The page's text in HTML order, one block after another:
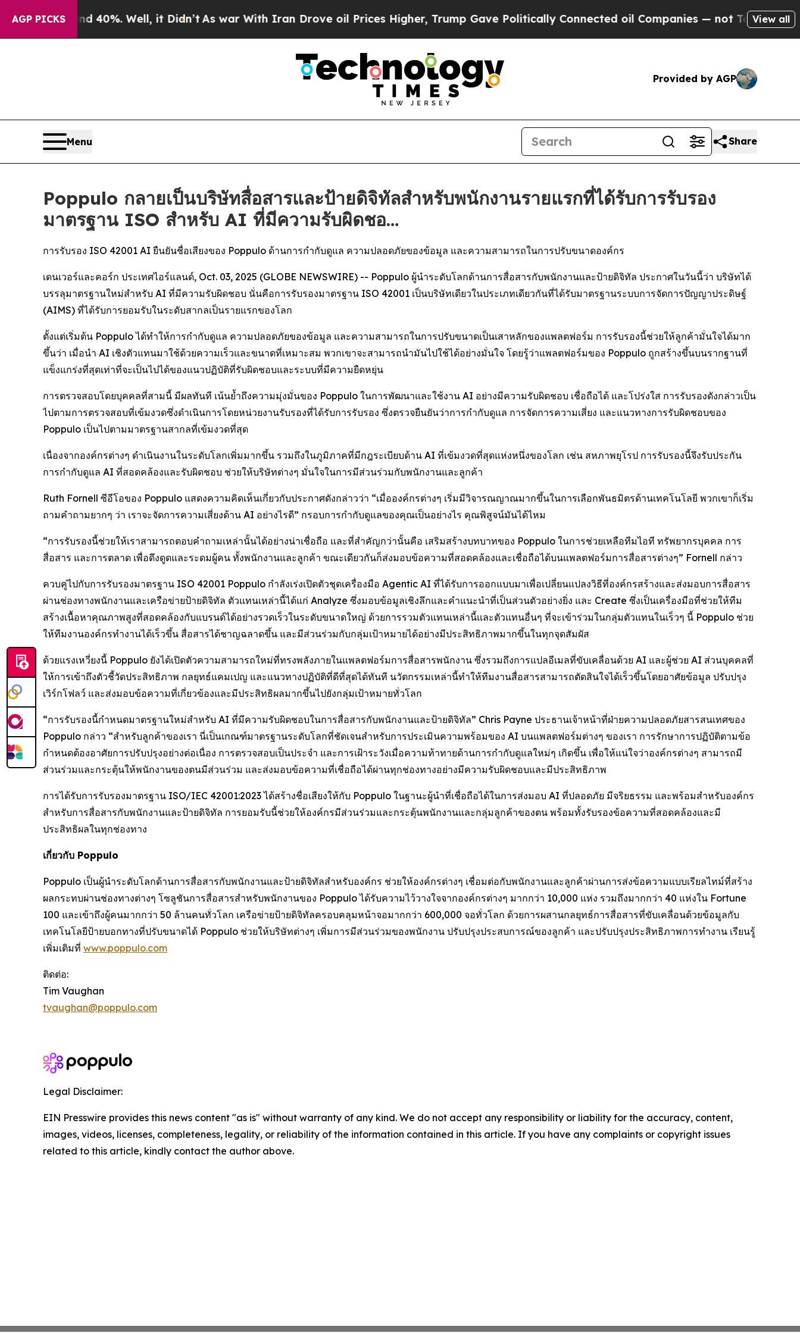
AGP PICKS40%. Well, it Didn’t As war With Iran Drove oil Prices Higher, Trump Gave Politically Connected oil Companies — not Taxpayers — the
View all
Provided by AGP
Menu Share
Poppulo กลายเป็นบริษัทสื่อสารและป้ายดิจิทัลสำหรับพนักงานรายแรกที่ได้รับการรับรอง
มาตรฐาน ISO สำหรับ AI ที่มีความรับผิดชอ…
การรับรอง ISO 42001 AI ยืนยันชื่อเสียงของ Poppulo ด้านการกำกับดูแล ความปลอดภัยของข้อมูล และความสามารถในการปรับขนาดองค์กร
เดนเวอร์และคอร์ก ประเทศไอร์แลนด์, Oct. 03, 2025 (GLOBE NEWSWIRE) -- Poppulo ผู้นำระดับโลกด้านการสื่อสารกับพนักงานและป้ายดิจิทัล ประกาศในวันนี้ว่า บริษัทได้
บรรลุมาตรฐานใหม่สำหรับ AI ที่มีความรับผิดชอบ นั่นคือการรับรองมาตรฐาน ISO 42001 เป็นบริษัทเดียวในประเภทเดียวกันที่ได้รับมาตรฐานระบบการจัดการปัญญาประดิษฐ์
(AIMS) ที่ได้รับการยอมรับในระดับสากลเป็นรายแรกของโลก
ตั้งแต่เริ่มต้น Poppulo ได้ทำให้การกำกับดูแล ความปลอดภัยของข้อมูล และความสามารถในการปรับขนาดเป็นเสาหลักของแพลตฟอร์ม การรับรองนี้ช่วยให้ลูกค้ามั่นใจได้มาก
ขึ้นว่า เมื่อนำ AI เชิงตัวแทนมาใช้ด้วยความเร็วและขนาดที่เหมาะสม พวกเขาจะสามารถนำมันไปใช้ได้อย่างมั่นใจ โดยรู้ว่าแพลตฟอร์มของ Poppulo ถูกสร้างขึ้นบนรากฐานที่
แข็งแกร่งที่สุดเท่าที่จะเป็นไปได้ของแนวปฏิบัติที่รับผิดชอบและระบบที่มีความยืดหยุ่น
การตรวจสอบโดยบุคคลที่สามนี้ มีผลทันที เน้นย้ำถึงความมุ่งมั่นของ Poppulo ในการพัฒนาและใช้งาน AI อย่างมีความรับผิดชอบ เชื่อถือได้ และโปร่งใส การรับรองดังกล่าวเป็น
ไปตามการตรวจสอบที่เข้มงวดซึ่งดำเนินการโดยหน่วยงานรับรองที่ได้รับการรับรอง ซึ่งตรวจยืนยันว่าการกำกับดูแล การจัดการความเสี่ยง และแนวทางการรับผิดชอบของ
Poppulo เป็นไปตามมาตรฐานสากลที่เข้มงวดที่สุด
เนื่องจากองค์กรต่างๆ ดำเนินงานในระดับโลกเพิ่มมากขึ้น รวมถึงในภูมิภาคที่มีกฎระเบียบด้าน AI ที่เข้มงวดที่สุดแห่งหนึ่งของโลก เช่น สหภาพยุโรป การรับรองนี้จึงรับประกัน
การกำกับดูแล AI ที่สอดคล้องและรับผิดชอบ ช่วยให้บริษัทต่างๆ มั่นใจในการมีส่วนร่วมกับพนักงานและลูกค้า
Ruth Fornell ซีอีโอของ Poppulo แสดงความคิดเห็นเกี่ยวกับประกาศดังกล่าวว่า “เมื่อองค์กรต่างๆ เริ่มมีวิจารณญาณมากขึ้นในการเลือกพันธมิตรด้านเทคโนโลยี พวกเขาก็เริ่ม
ถามคำถามยากๆ ว่า เราจะจัดการความเสี่ยงด้าน AI อย่างไรดี” กรอบการกำกับดูแลของคุณเป็นอย่างไร คุณพิสูจน์มันได้ไหม
“การรับรองนี้ช่วยให้เราสามารถตอบคำถามเหล่านั้นได้อย่างน่าเชื่อถือ และที่สำคัญกว่านั้นคือ เสริมสร้างบทบาทของ Poppulo ในการช่วยเหลือทีมไอที ทรัพยากรบุคคล การ
สื่อสาร และการตลาด เพื่อดึงดูดและระดมผู้คน ทั้งพนักงานและลูกค้า ขณะเดียวกันก็ส่งมอบข้อความที่สอดคล้องและเชื่อถือได้บนแพลตฟอร์มการสื่อสารต่างๆ” Fornell กล่าว
ควบคู่ไปกับการรับรองมาตรฐาน ISO 42001 Poppulo กำลังเร่งเปิดตัวชุดเครื่องมือ Agentic AI ที่ได้รับการออกแบบมาเพื่อเปลี่ยนแปลงวิธีที่องค์กรสร้างและส่งมอบการสื่อสาร
ผ่านช่องทางพนักงานและเครือข่ายป้ายดิจิทัล ตัวแทนเหล่านี้ได้แก่ Analyze ซึ่งมอบข้อมูลเชิงลึกและคำแนะนำที่เป็นส่วนตัวอย่างยิ่ง และ Create ซึ่งเป็นเครื่องมือที่ช่วยให้ทีม
สร้างเนื้อหาคุณภาพสูงที่สอดคล้องกับแบรนด์ได้อย่างรวดเร็วในระดับขนาดใหญ่ ด้วยการรวมตัวแทนเหล่านี้และตัวแทนอื่นๆ ที่จะเข้าร่วมในกลุ่มตัวแทนในเร็วๆ นี้ Poppulo ช่วย
ให้ทีมงานองค์กรทำงานได้เร็วขึ้น สื่อสารได้ชาญฉลาดขึ้น และมีส่วนร่วมกับกลุ่มเป้าหมายได้อย่างมีประสิทธิภาพมากขึ้นในทุกจุดสัมผัส
ด้วยแรงเหวี่ยงนี้ Poppulo ยังได้เปิดตัวความสามารถใหม่ที่ทรงพลังภายในแพลตฟอร์มการสื่อสารพนักงาน ซึ่งรวมถึงการแปลอีเมลที่ขับเคลื่อนด้วย AI และผู้ช่วย AI ส่วนบุคคลที่
ให้การเข้าถึงตัวชี้วัดประสิทธิภาพ กลยุทธ์แคมเปญ และแนวทางปฏิบัติที่ดีที่สุดได้ทันที นวัตกรรมเหล่านี้ทำให้ทีมงานสื่อสารสามารถตัดสินใจได้เร็วขึ้นโดยอาศัยข้อมูล ปรับปรุง
เวิร์กโฟลว์ และส่งมอบข้อความที่เกี่ยวข้องและมีประสิทธิผลมากขึ้นไปยังกลุ่มเป้าหมายทั่วโลก
“การรับรองนี้กำหนดมาตรฐานใหม่สำหรับ AI ที่มีความรับผิดชอบในการสื่อสารกับพนักงานและป้ายดิจิทัล” Chris Payne ประธานเจ้าหน้าที่ฝ่ายความปลอดภัยสารสนเทศของ
Poppulo กล่าว “สำหรับลูกค้าของเรา นี่เป็นเกณฑ์มาตรฐานระดับโลกที่ชัดเจนสำหรับการประเมินความพร้อมของ AI บนแพลตฟอร์มต่างๆ ของเรา การรักษาการปฏิบัติตามข้อ
กำหนดต้องอาศัยการปรับปรุงอย่างต่อเนื่อง การตรวจสอบเป็นประจำ และการเฝ้าระวังเมื่อความท้าทายด้านการกำกับดูแลใหม่ๆ เกิดขึ้น เพื่อให้แน่ใจว่าองค์กรต่างๆ สามารถมี
ส่วนร่วมและกระตุ้นให้พนักงานของตนมีส่วนร่วม และส่งมอบข้อความที่เชื่อถือได้ผ่านทุกช่องทางอย่างมีความรับผิดชอบและมีประสิทธิภาพ
การได้รับการรับรองมาตรฐาน ISO/IEC 42001:2023 ได้สร้างชื่อเสียงให้กับ Poppulo ในฐานะผู้นำที่เชื่อถือได้ในการส่งมอบ AI ที่ปลอดภัย มีจริยธรรม และพร้อมสำหรับองค์กร
สำหรับการสื่อสารกับพนักงานและป้ายดิจิทัล การยอมรับนี้ช่วยให้องค์กรมีส่วนร่วมและกระตุ้นพนักงานและกลุ่มลูกค้าของตน พร้อมทั้งรับรองข้อความที่สอดคล้องและมี
ประสิทธิผลในทุกช่องทาง
เกี่ยวกับ Poppulo
Poppulo เป็นผู้นำระดับโลกด้านการสื่อสารกับพนักงานและป้ายดิจิทัลสำหรับองค์กร ช่วยให้องค์กรต่างๆ เชื่อมต่อกับพนักงานและลูกค้าผ่านการส่งข้อความแบบเรียลไทม์ที่สร้าง
ผลกระทบผ่านช่องทางต่างๆ โซลูชันการสื่อสารสำหรับพนักงานของ Poppulo ได้รับความไว้วางใจจากองค์กรต่างๆ มากกว่า 10,000 แห่ง รวมถึงมากกว่า 40 แห่งใน Fortune
100 และเข้าถึงผู้คนมากกว่า 50 ล้านคนทั่วโลก เครือข่ายป้ายดิจิทัลครอบคลุมหน้าจอมากกว่า 600,000 จอทั่วโลก ด้วยการผสานกลยุทธ์การสื่อสารที่ขับเคลื่อนด้วยข้อมูลกับ
เทคโนโลยีป้ายบอกทางที่ปรับขนาดได้ Poppulo ช่วยให้บริษัทต่างๆ เพิ่มการมีส่วนร่วมของพนักงาน ปรับปรุงประสบการณ์ของลูกค้า และปรับปรุงประสิทธิภาพการทำงาน เรียนรู้
เพิ่มเติมที่ www.poppulo.com
ติดต่อ:
Tim Vaughan
tvaughan@poppulo.com
Legal Disclaimer:
EIN Presswire provides this news content "as is" without warranty of any kind. We do not accept any responsibility or liability for the accuracy, content,
images, videos, licenses, completeness, legality, or reliability of the information contained in this article. If you have any complaints or copyright issues
related to this article, kindly contact the author above.